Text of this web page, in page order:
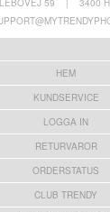
59 | 3400
HEM
KUNDSERVICE
LOGGA IN
RETURVAROR
ORDERSTATUS
CLUB TRENDY